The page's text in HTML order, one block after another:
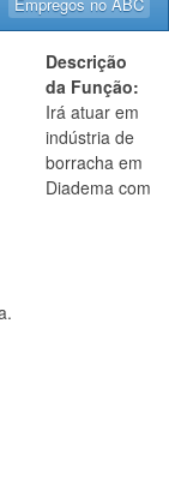
Descrição
da Função:
Irá atuar em
indústria de
borracha em
Diadema com